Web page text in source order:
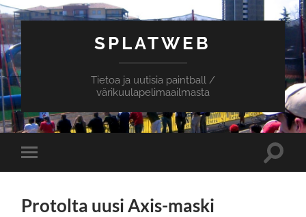
SPLATWEB
Tietoa ja uutisia paintball /
värikuulapelimaailmasta
Toggle
mobile
Toggle
Protolta uusi Axis-maski